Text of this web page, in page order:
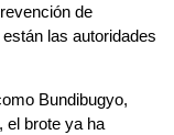
de
las autoridades
Bundibugyo,
el brote ya ha